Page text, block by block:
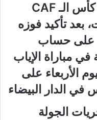
القدم، مساره في مسابقة كأس الـ CAF
بعد تأكيد فوزه
على حساب
في مباراة الإياب
الأربعاء على
الدار البيضاء
الجولة